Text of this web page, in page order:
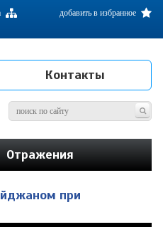
добавить в избранное
Контакты
Отражения
при